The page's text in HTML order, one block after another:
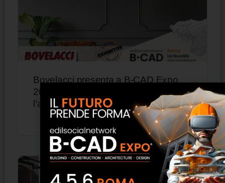
Bovelacci presenta a B-CAD Expo
2026 le sue soluzioni decorative per
l’architettura d’interni e d’esterni